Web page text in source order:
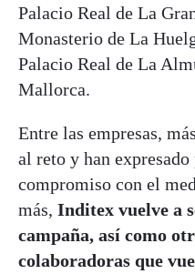
Palacio Real de La
Monasterio de La
Palacio Real de La
Mallorca.
Entre las empresas,
al reto y han
compromiso con el
más, Inditex vuelve a
campaña, así como
colaboradoras que